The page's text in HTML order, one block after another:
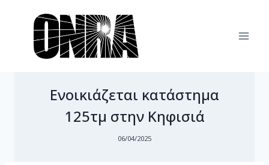
Ενοικιάζεται κατάστημα
125τμ στην Κηφισιά
06/04/2025